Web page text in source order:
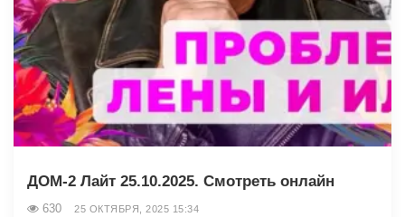
ДОМ-2 Лайт 25.10.2025. Смотреть онлайн
630 25 ОКТЯБРЯ, 2025 15:34